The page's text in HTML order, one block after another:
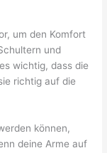
um den Komfort
und
wichtig, dass die
richtig auf die
können,
deine Arme auf